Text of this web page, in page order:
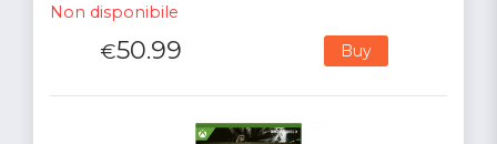
Non disponibile
€50.99 Buy